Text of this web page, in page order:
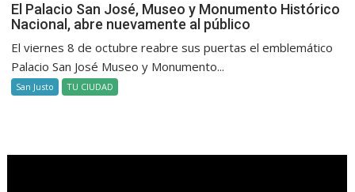
El Palacio San José, Museo y Monumento Histórico
Nacional, abre nuevamente al público
El viernes 8 de octubre reabre sus puertas el emblemático
Palacio San José Museo y Monumento...
San Justo TU CIUDAD